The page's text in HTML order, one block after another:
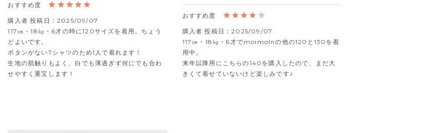
購入者 投稿日
2025/09/07
117㎝・18㎏・6才の時に120サイズを着用。ちょう
どよいです。
ボタンがないTシャツのため1人で着れます！
生地の肌触りもよく、白でも薄過ぎず何にでも合わ
せやすく重宝します！
購入者 投稿日
2025/09/07
117㎝・18㎏・6才でmoimolnの他の120と130を着
用中。
来年以降用にこちらの140を購入したので、まだ大
きくて着せていないけど楽しみです♪